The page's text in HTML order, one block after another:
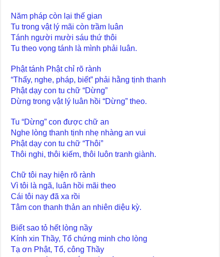
Năm pháp còn lại thế gian
Tu trong vật lý mãi còn trầm luân
Tánh người mười sáu thứ thôi
Tu theo vọng tánh là mình phải luân.
Phật tánh Phật chỉ rõ rành
“Thấy, nghe, pháp, biết” phải hằng tịnh thanh
Phật dạy con tu chữ “Dừng”
Dừng trong vật lý luân hồi “Dừng” theo.
Tu “Dừng” con được chữ an
Nghe lòng thanh tịnh nhẹ nhàng an vui
Phật dạy con tu chữ “Thôi”
Thôi nghi, thôi kiếm, thôi luôn tranh giành.
Chữ tôi nay hiện rõ rành
Vì tôi là ngã, luân hồi mãi theo
Cái tôi nay đã xa rồi
Tâm con thanh thản an nhiên diệu kỳ.
Biết sao tỏ hết lòng nầy
Kính xin Thầy, Tổ chứng minh cho lòng
Tạ ơn Phật, Tổ, công Thầy